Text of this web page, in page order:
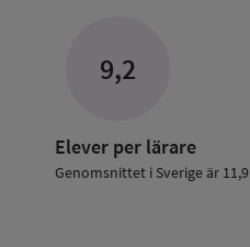
9,2
Elever per lärare
Genomsnittet i Sverige är 11,9